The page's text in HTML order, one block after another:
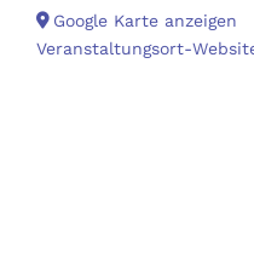
Google Karte anzeigen
Veranstaltungsort-